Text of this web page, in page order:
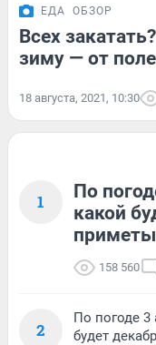
ЕДА ОБЗОР
Всех
зиму — от
18 августа, 2021, 10:30
1
По
какой
приметы
158 560
2
По погоде 3
будет